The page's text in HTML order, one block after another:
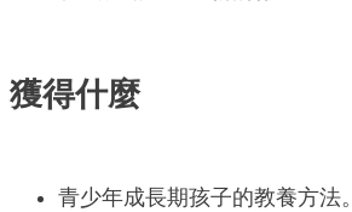
獲得什麼
青少年成長期孩子的教養方法。